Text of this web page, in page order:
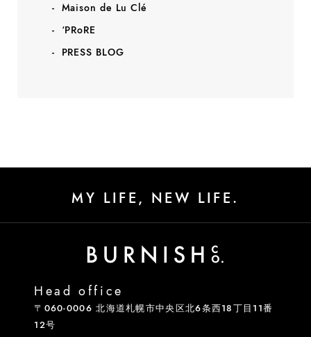
Maison de Lu Clé
‘PRoRE
PRESS BLOG
MY LIFE, NEW LIFE.
Head office
〒060-0006 北海道札幌市中央区北6条西18丁目11番
12号